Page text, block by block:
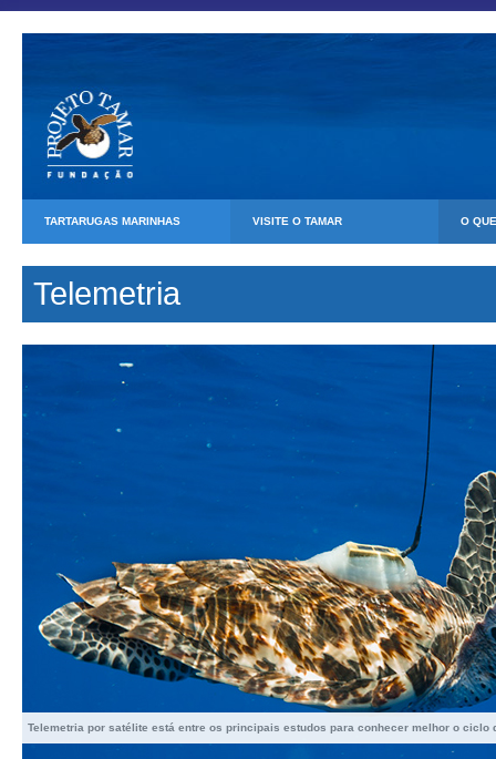
TARTARUGAS MARINHAS VISITE O TAMAR O
Telemetria
Telemetria por satélite está entre os principais estudos para conhecer melhor o ciclo